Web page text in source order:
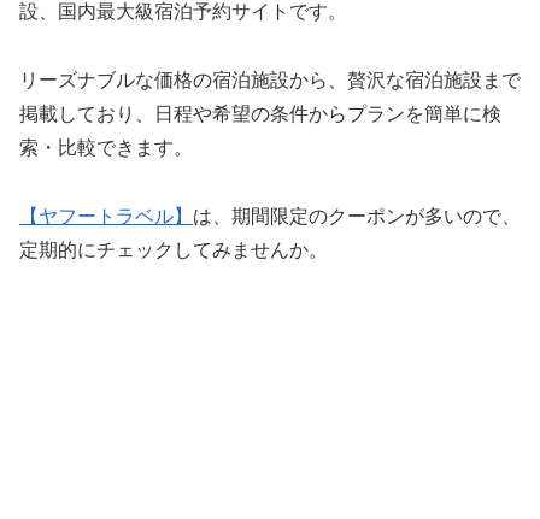
設、国内最大級宿泊予約サイトです。
リーズナブルな価格の宿泊施設から、贅沢な宿泊施設まで
掲載しており、日程や希望の条件からプランを簡単に検
索・比較できます。
【ヤフートラベル】 は、期間限定のクーポンが多いので、
定期的にチェックしてみませんか。